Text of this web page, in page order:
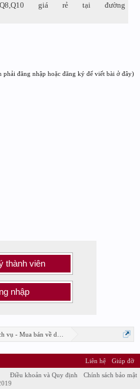
giá rẻ tại đường
phải đăng nhập hoặc đăng ký để viết bài ở đây)
thành viên
nhập
vụ - Mua bán về design
Liên hệ
Giúp đỡ
Điều khoản và Quy định
Chính sách bảo mật